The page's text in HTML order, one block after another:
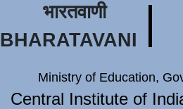
भारतवाणी
BHARATAVANI
Ministry of Education,
Central Institute of